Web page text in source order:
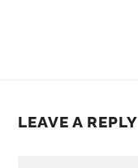
LEAVE A REPLY